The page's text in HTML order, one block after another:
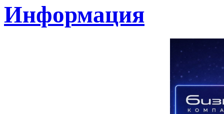
Информация